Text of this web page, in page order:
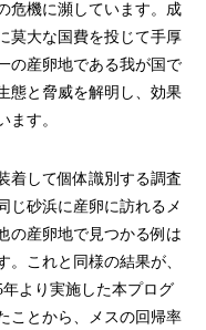
危機に瀕しています。成
莫大な国費を投じて手厚
の産卵地である我が国で
態と脅威を解明し、効果
ます。
着して個体識別する調査
じ砂浜に産卵に訪れるメ
の産卵地で見つかる例は
これと同様の結果が、
より実施した本プログ
ことから、メスの回帰率